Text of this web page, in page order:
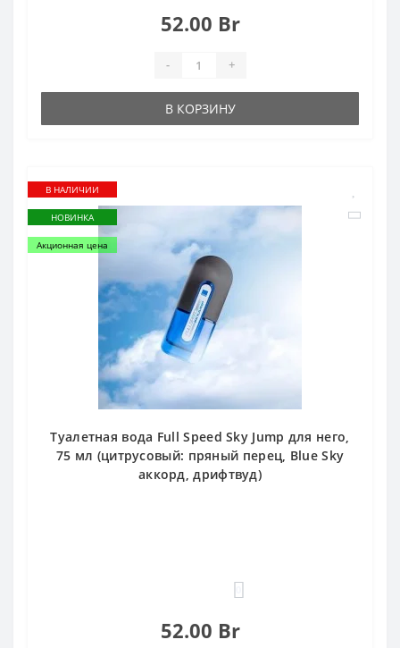
52.00 Br
- +
В КОРЗИНУ
В НАЛИЧИИ
НОВИНКА
Акционная цена
Туалетная вода Full Speed Sky Jump для него,
75 мл (цитрусовый: пряный перец, Blue Sky
аккорд, дрифтвуд)
52.00 Br